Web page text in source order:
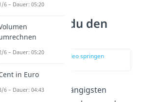
berechnest du den
zur Stelle im Video springen
wir mit der gängigsten
6 – Dauer: 05:20
6 – Dauer: 05:20
in Euro
6 – Dauer: 04:43